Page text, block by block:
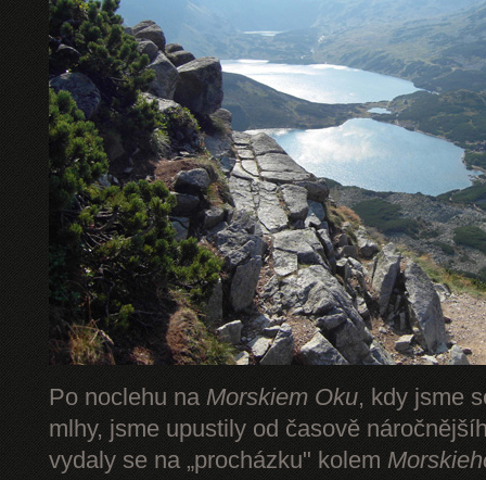
Po noclehu na Morskiem Oku, kdy jsme
mlhy, jsme upustily od časově
vydaly se na „procházku" kolem